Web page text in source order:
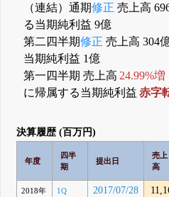
（連結）通期修正 売上高
る当期純利益 9億
第二四半期修正 売上高 304
当期純利益 1億
第一四半期 売上高 24.99%増
に帰属する当期純利益 赤字
決算履歴 (百万円)
年度
四半
期
提出日
売上
高
2018年
1Q
2017/07/28